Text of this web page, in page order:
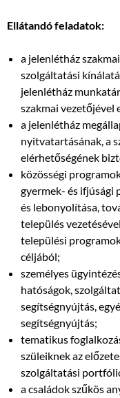
Ellátandó feladatok:
a jelenlétház
szolgáltatási
jelenlétház
szakmai vezetőjével
a jelenlétház
nyitvatartásának, a
elérhetőségének
közösségi
gyermek- és ifjúsági
és lebonyolítása,
település
települési
céljából;
személyes
hatóságok,
segítségnyújtás,
segítségnyújtás;
tematikus
szüleiknek az
szolgáltatási
a családok szűkös